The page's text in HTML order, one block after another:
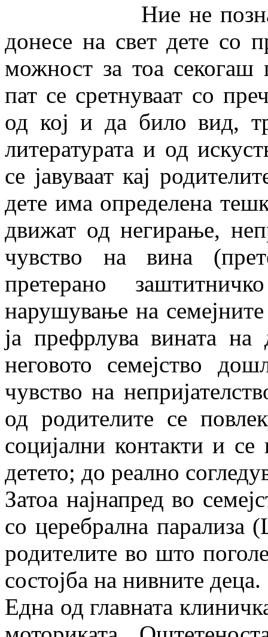
Ние не познаваме
донесе на свет дете со
можност за тоа секогаш
пат се сретнуваат со
од кој и да било вид,
литературата и од
се јавуваат кај
дете има определена
движат од негирање,
чувство на вина
претерано
нарушување на
ја префрлува вината на
неговото семејство
чувство на
од родителите се
социјални контакти и се
детето; до реално
Затоа најнапред во
со церебрална
родителите во што
состојба на нивните деца.
Една од главната